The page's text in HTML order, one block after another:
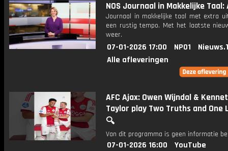
NOS Journaal in Makkelijke Taal:
Journaal in makkelijke taal met extra
een rustig tempo. Met het laatste
weer.
07-01-2026 17:00 NPO1
Alle afleveringen
AFC Ajax: Owen Wijndal &
Taylor play Two Truths and One
🔍
Van dit programma is geen informatie
07-01-2026 16:00
YouTube